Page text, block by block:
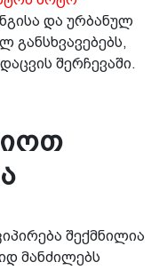
და ურბანულ
განსხვავებებს,
შერჩევაში.
შექმნილია
მანძილებს